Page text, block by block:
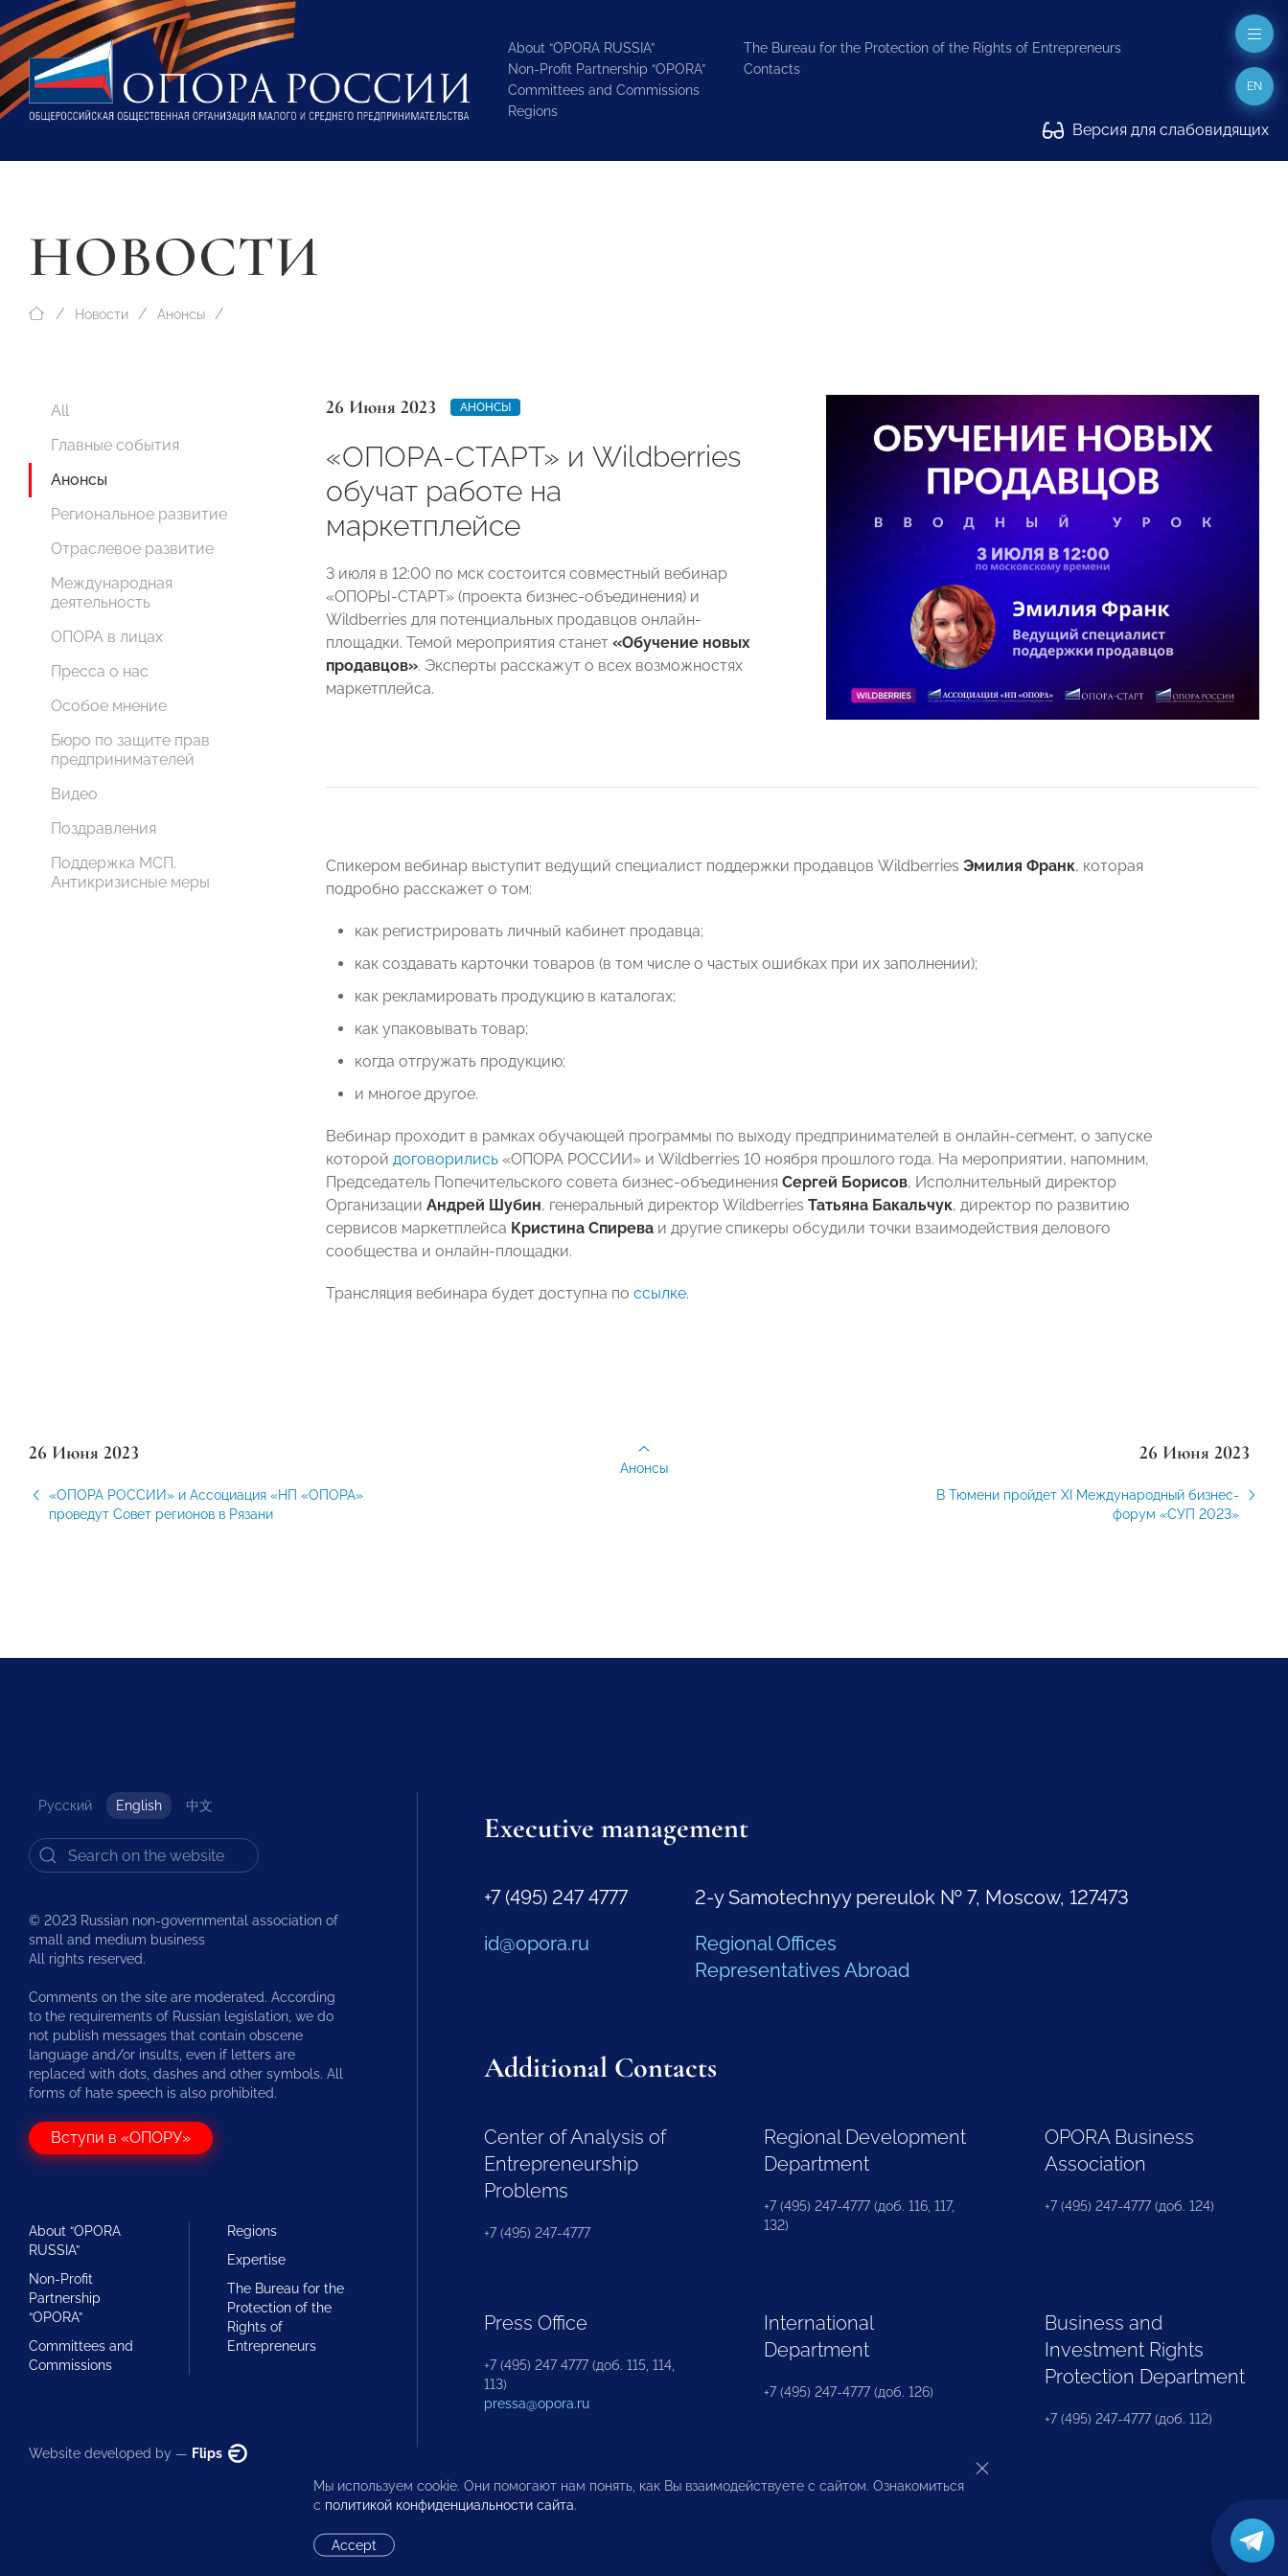
About “OPORA RUSSIA”
Non-Profit Partnership “OPORA”
Committees and Commissions
Regions
The Bureau for the Protection of the Rights of Entrepreneurs
Contacts
Версия для слабовидящих
EN
НОВОСТИ
Новости Анонсы
All
Главные события
Анонсы
Региональное развитие
Отраслевое развитие
Международная
деятельность
ОПОРА в лицах
Пресса о нас
Особое мнение
Бюро по защите прав
предпринимателей
Видео
Поздравления
Поддержка МСП.
Антикризисные меры
26 Июня 2023 АНОНСЫ
«ОПОРА-СТАРТ» и Wildberries
обучат работе на
маркетплейсе
3 июля в 12:00 по мск состоится совместный вебинар
«ОПОРЫ-СТАРТ» (проекта бизнес-объединения) и
Wildberries для потенциальных продавцов онлайн-
площадки. Темой мероприятия станет «Обучение новых
продавцов». Эксперты расскажут о всех возможностях
маркетплейса.
Спикером вебинар выступит ведущий специалист поддержки продавцов Wildberries Эмилия Франк, которая
подробно расскажет о том:
как регистрировать личный кабинет продавца;
как создавать карточки товаров (в том числе о частых ошибках при их заполнении);
как рекламировать продукцию в каталогах;
как упаковывать товар;
когда отгружать продукцию;
и многое другое.
Вебинар проходит в рамках обучающей программы по выходу предпринимателей в онлайн-сегмент, о запуске
которой договорились «ОПОРА РОССИИ» и Wildberries 10 ноября прошлого года. На мероприятии, напомним,
Председатель Попечительского совета бизнес-объединения Сергей Борисов, Исполнительный директор
Организации Андрей Шубин, генеральный директор Wildberries Татьяна Бакальчук, директор по развитию
сервисов маркетплейса Кристина Спирева и другие спикеры обсудили точки взаимодействия делового
сообщества и онлайн-площадки.
Трансляция вебинара будет доступна по ссылке.
26 Июня 2023
«ОПОРА РОССИИ» и Ассоциация «НП «ОПОРА»
проведут Совет регионов в Рязани
26 Июня 2023
В Тюмени пройдет XI Международный бизнес-
форум «СУП 2023»
Анонсы
Русский English 中文
© 2023 Russian non-governmental association of
small and medium business
All rights reserved.
Comments on the site are moderated. According
to the requirements of Russian legislation, we do
not publish messages that contain obscene
language and/or insults, even if letters are
replaced with dots, dashes and other symbols. All
forms of hate speech is also prohibited.
Вступи в «ОПОРУ»
About “OPORA
RUSSIA”
Non-Profit
Partnership
“OPORA”
Committees and
Commissions
Regions
Expertise
The Bureau for the
Protection of the
Rights of
Entrepreneurs
Website developed by — Flips
Executive management
+7 (495) 247 4777
id@opora.ru
2-y Samotechnyy pereulok № 7, Moscow, 127473
Regional Offices
Representatives Abroad
Additional Contacts
Center of Analysis of
Entrepreneurship
Problems
+7 (495) 247-4777
Regional Development
Department
+7 (495) 247-4777 (доб. 116, 117,
132)
OPORA Business
Association
+7 (495) 247-4777 (доб. 124)
Press Office
+7 (495) 247 4777 (доб. 115, 114,
113)
pressa@opora.ru
International
Department
+7 (495) 247-4777 (доб. 126)
Business and
Investment Rights
Protection Department
+7 (495) 247-4777 (доб. 112)
Мы используем cookie. Они помогают нам понять, как Вы взаимодействуете с сайтом. Ознакомиться
с политикой конфиденциальности сайта.
Accept